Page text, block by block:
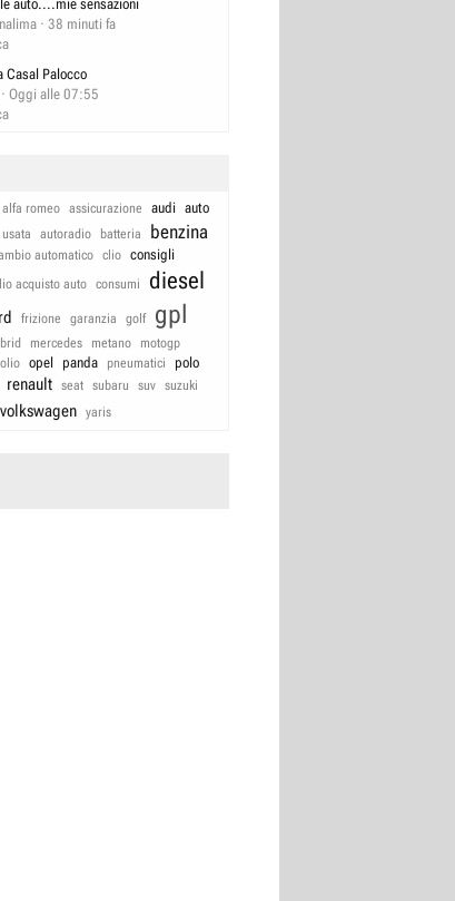
auto....mie sensazioni
38 minuti fa
Casal Palocco
Oggi alle 07:55
alfa romeo assicurazione audi auto
autoradio batteria benzina
automatico clio consigli
acquisto auto consumi diesel
frizione garanzia golf gpl
mercedes metano motogp
olio opel panda pneumatici polo
renault seat subaru suv suzuki
volkswagen yaris